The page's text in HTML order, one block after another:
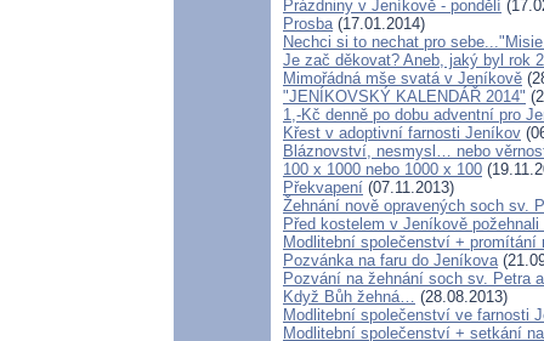
Prázdniny v Jeníkově - pondělí
Prosba (17.01.2014)
Nechci si to nechat pro
Je zač děkovat? Aneb, jaký byl rok
Mimořádná mše svatá v Jeníkově
"JENÍKOVSKÝ KALENDÁŘ 2014"
1,-Kč denně po dobu adventní pro
Křest v adoptivní farnosti Jeníkov
Bláznovství, nesmysl… nebo
100 x 1000 nebo 1000 x 100
Překvapení (07.11.2013)
Žehnání nově opravených soch sv.
Před kostelem v Jeníkově
Modlitební společenství + promítání
Pozvánka na faru do Jeníkova
Pozvání na žehnání soch sv. Petra
Když Bůh žehná…
(28.08.2013)
Modlitební společenství ve farnosti
Modlitební společenství + setkání